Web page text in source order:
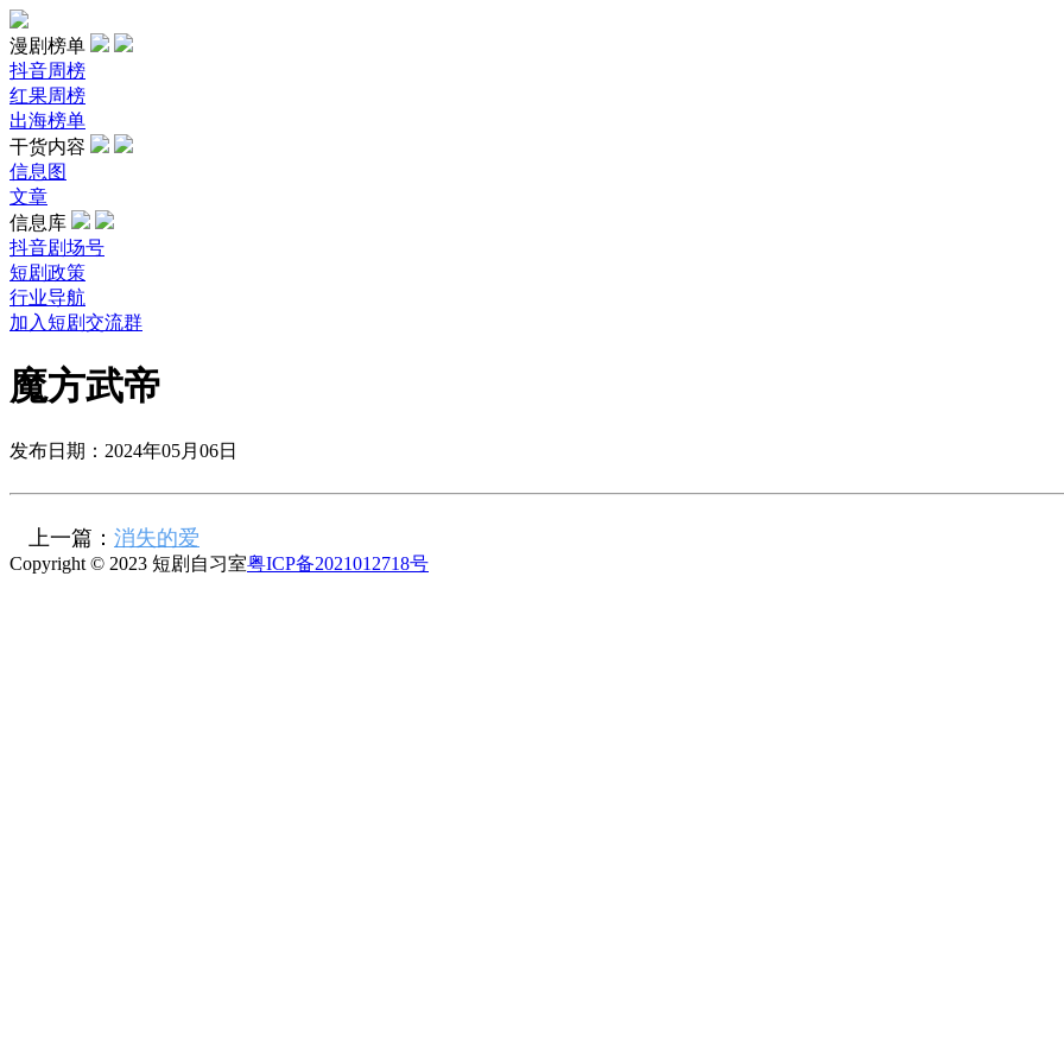
漫剧榜单
抖音周榜
红果周榜
出海榜单
干货内容
信息图
文章
信息库
抖音剧场号
短剧政策
行业导航
加入短剧交流群
魔方武帝
发布日期：2024年05月06日
上一篇： 消失的爱
Copyright © 2023 短剧自习室粤ICP备2021012718号